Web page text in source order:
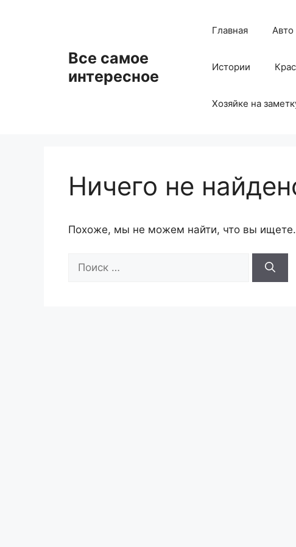
Все самое
интересное
Главная Авто
Истории
Хозяйке на
Ничего не
Похоже, мы не можем найти, что вы